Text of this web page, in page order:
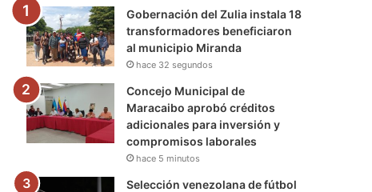
k
a
m
m
Gobernación del Zulia instala 18
transformadores beneficiaron
al municipio Miranda
hace 32 segundos
Concejo Municipal de
Maracaibo aprobó créditos
adicionales para inversión y
compromisos laborales
hace 5 minutos
Selección venezolana de fútbol